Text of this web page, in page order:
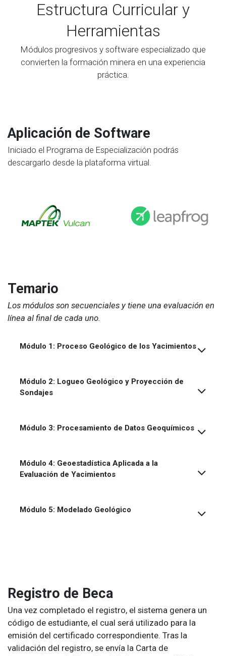
Estructura Curricular y
Herramientas
Módulos progresivos y software especializado que
convierten la formación minera en una experiencia
práctica.
Aplicación de Software
Iniciado el Programa de Especialización podrás
descargarlo desde la plataforma virtual.
Temario
Los módulos son secuenciales y tiene una evaluación en
línea al final de cada uno.
Módulo 1: Proceso Geológico de los Yacimientos
Módulo 2: Logueo Geológico y Proyección de
Sondajes
Módulo 3: Procesamiento de Datos Geoquímicos
Módulo 4: Geoestadística Aplicada a la
Evaluación de Yacimientos
Módulo 5: Modelado Geológico
Registro de Beca
Una vez completado el registro, el sistema genera un
código de estudiante, el cual será utilizado para la
emisión del certificado correspondiente. Tras la
validación del registro, se envía la Carta de